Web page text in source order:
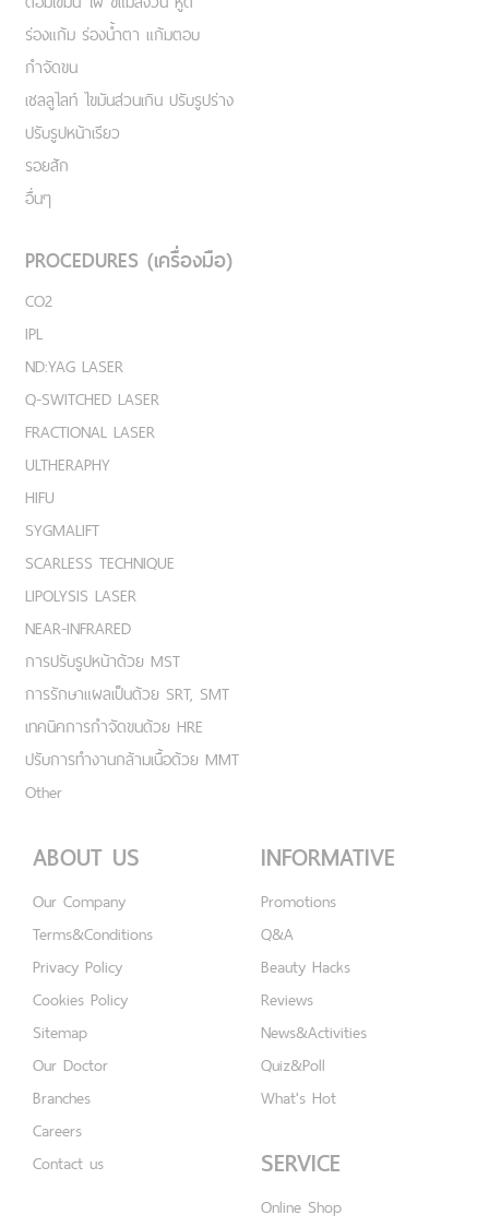
ร่องแก้ม ร่องน้ำตา แก้มตอบ
กำจัดขน
เชลลูไลท์ ไขมันส่วนเกิน ปรับรูปร่าง
ปรับรูปหน้าเรียว
รอยสัก
อื่นๆ
PROCEDURES (เครื่องมือ)
CO2
IPL
ND:YAG LASER
Q-SWITCHED LASER
FRACTIONAL LASER
ULTHERAPHY
HIFU
SYGMALIFT
SCARLESS TECHNIQUE
LIPOLYSIS LASER
NEAR-INFRARED
การปรับรูปหน้าด้วย MST
การรักษาแผลเป็นด้วย SRT, SMT
เทคนิคการกำจัดขนด้วย HRE
ปรับการทำงานกล้ามเนื้อด้วย MMT
Other
ABOUT US
Our Company
Terms&Conditions
Privacy Policy
Cookies Policy
Sitemap
Our Doctor
Branches
Careers
Contact us
INFORMATIVE
Promotions
Q&A
Beauty Hacks
Reviews
News&Activities
Quiz&Poll
What's Hot
SERVICE
Online Shop